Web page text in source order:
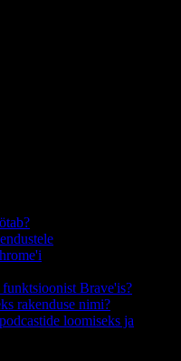
Bra­ve'is?
rakenduse nimi?
loomiseks ja